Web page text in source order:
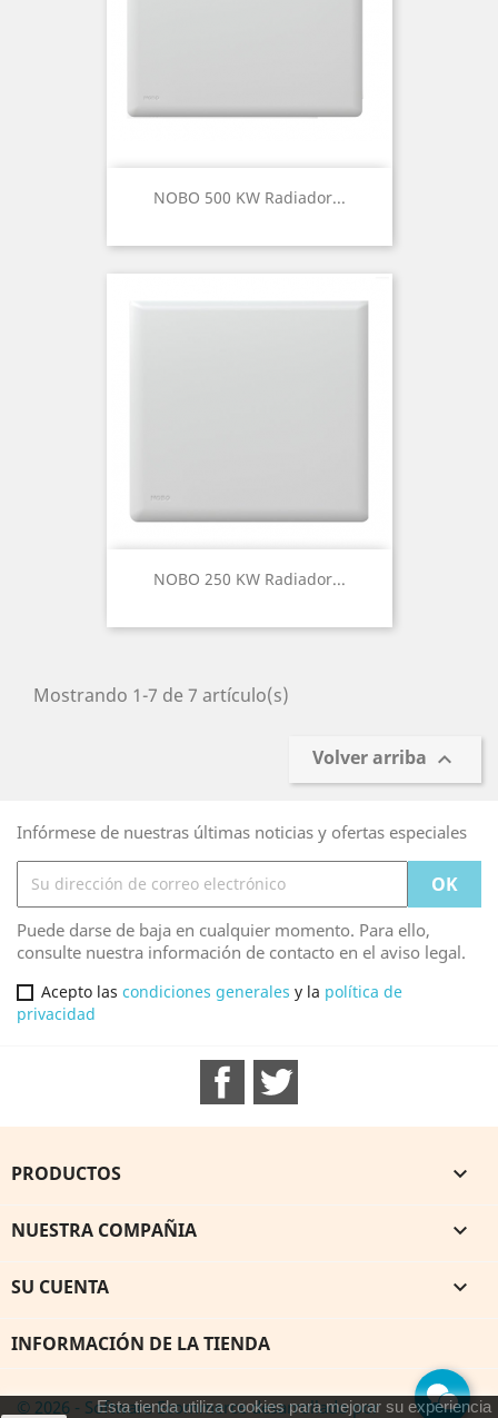
NOBO 500 KW Radiador...
NOBO 250 KW Radiador...
Mostrando 1-7 de 7 artículo(s)
Volver arriba 
Infórmese de nuestras últimas noticias y ofertas especiales
Puede darse de baja en cualquier momento. Para ello,
consulte nuestra información de contacto en el aviso legal.
Acepto las condiciones generales y la política de
privacidad
Facebook
PRODUCTOS 
NUESTRA COMPAÑIA 
SU CUENTA 
INFORMACIÓN DE LA TIENDA
Esta tienda utiliza cookies para mejorar su experiencia
© 2026 - Software Ecommerce desarrollado por